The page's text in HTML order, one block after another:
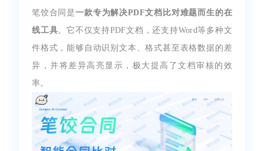
笔饺合同是一款专为解决PDF文档比对难题而生的在
线工具。它不仅支持PDF文档，还支持Word等多种文
件格式，能够自动识别文本、格式甚至表格数据的差
异，并将差异高亮显示，极大提高了文档审核的效
率。